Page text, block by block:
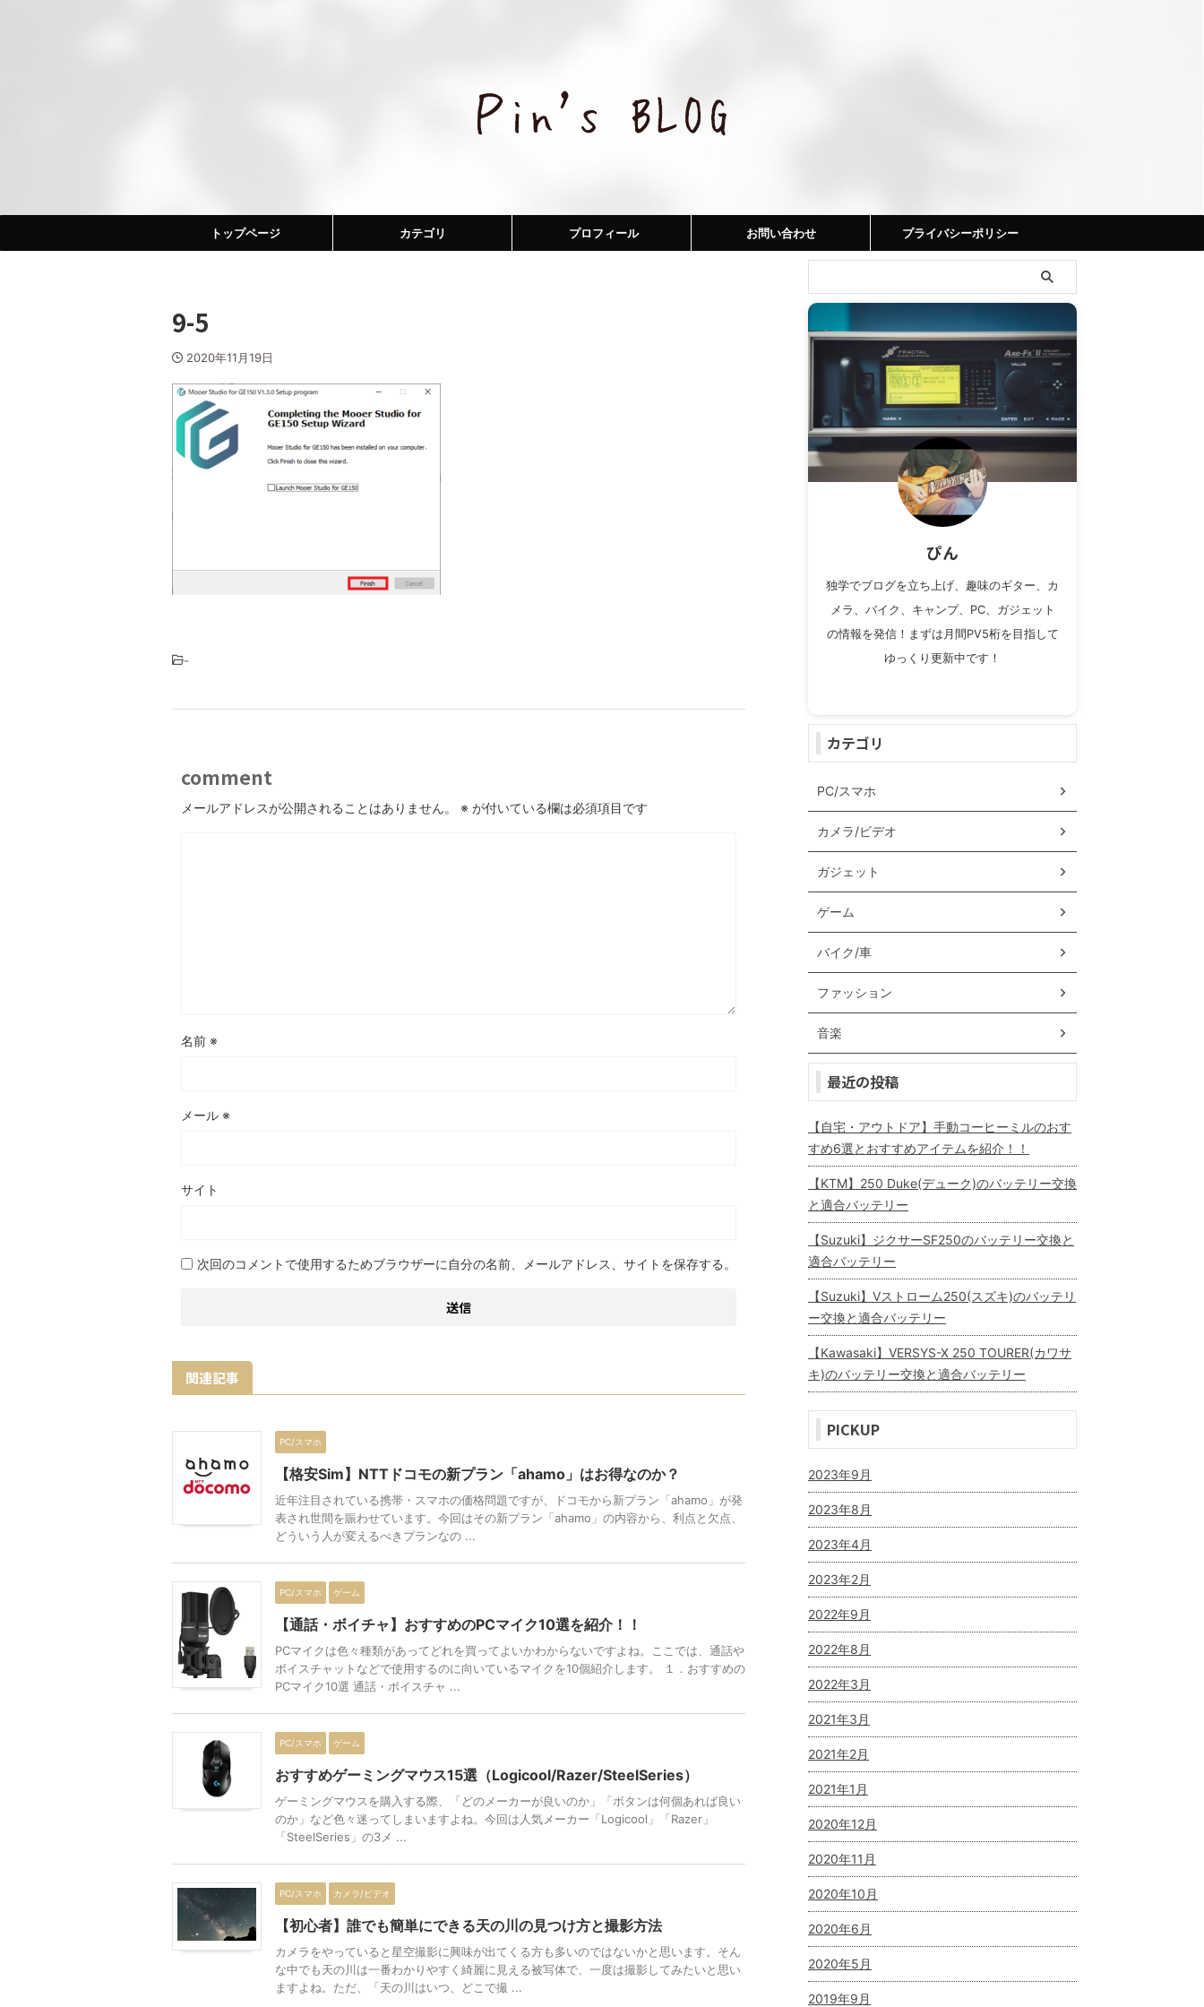
トップページ カテゴリ プロフィール お問い合わせ プライバシーポリシー
9-5
2020年11月19日
-
comment
メールアドレスが公開されることはありません。 ※ が付いている欄は必須項目です
名前 ※
メール ※
サイト
次回のコメントで使用するためブラウザーに自分の名前、メールアドレス、サイトを保存する。
関連記事
PC/スマホ
【格安Sim】NTTドコモの新プラン「ahamo」はお得なのか？
近年注目されている携帯・スマホの価格問題ですが、ドコモから新プラン「ahamo」が発
表され世間を賑わせています。今回はその新プラン「ahamo」の内容から、利点と欠点、
どういう人が変えるべきプランなの ...
PC/スマホ ゲーム
【通話・ボイチャ】おすすめのPCマイク10選を紹介！！
PCマイクは色々種類があってどれを買ってよいかわからないですよね。ここでは、通話や
ボイスチャットなどで使用するのに向いているマイクを10個紹介します。 １．おすすめの
PCマイク10選 通話・ボイスチャ ...
PC/スマホ ゲーム
おすすめゲーミングマウス15選（Logicool/Razer/SteelSeries）
ゲーミングマウスを購入する際、「どのメーカーが良いのか」「ボタンは何個あれば良い
のか」など色々迷ってしまいますよね。今回は人気メーカー「Logicool」「Razer」
「SteelSeries」の3メ ...
PC/スマホ カメラ/ビデオ
【初心者】誰でも簡単にできる天の川の見つけ方と撮影方法
カメラをやっていると星空撮影に興味が出てくる方も多いのではないかと思います。そん
な中でも天の川は一番わかりやすく綺麗に見える被写体で、一度は撮影してみたいと思い
ますよね。ただ、「天の川はいつ、どこで撮 ...
ぴん
独学でブログを立ち上げ、趣味のギター、カ
メラ、バイク、キャンプ、PC、ガジェット
の情報を発信！まずは月間PV5桁を目指して
ゆっくり更新中です！
カテゴリ
PC/スマホ
カメラ/ビデオ
ガジェット
ゲーム
バイク/車
ファッション
音楽
最近の投稿
【自宅・アウトドア】手動コーヒーミルのおす
すめ6選とおすすめアイテムを紹介！！
【KTM】250 Duke(デューク)のバッテリー交換
と適合バッテリー
【Suzuki】ジクサーSF250のバッテリー交換と
適合バッテリー
【Suzuki】Vストローム250(スズキ)のバッテリ
ー交換と適合バッテリー
【Kawasaki】VERSYS-X 250 TOURER(カワサ
キ)のバッテリー交換と適合バッテリー
PICKUP
2023年9月
2023年8月
2023年4月
2023年2月
2022年9月
2022年8月
2022年3月
2021年3月
2021年2月
2021年1月
2020年12月
2020年11月
2020年10月
2020年6月
2020年5月
2019年9月